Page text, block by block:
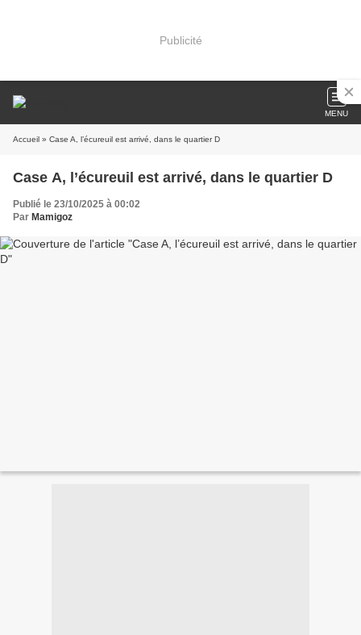
Publicité
MENU
Accueil » Case A, l’écureuil est arrivé, dans le quartier D
Case A, l’écureuil est arrivé, dans le quartier D
Publié le 23/10/2025 à 00:02
Par Mamigoz